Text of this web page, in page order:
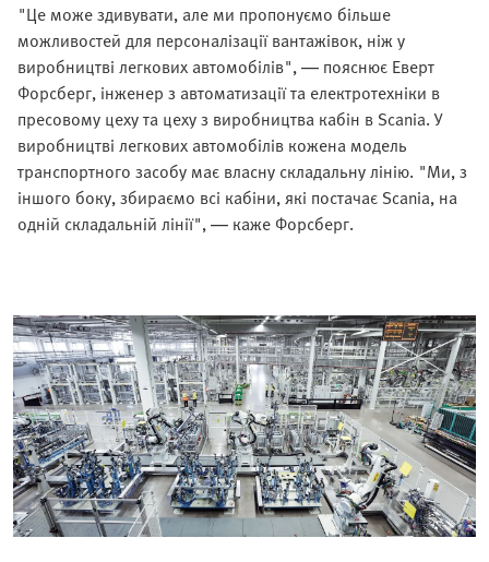
"Це може здивувати, але ми пропонуємо більше
можливостей для персоналізації вантажівок, ніж у
виробництві легкових автомобілів", — пояснює Еверт
Форсберг, інженер з автоматизації та електротехніки в
пресовому цеху та цеху з виробництва кабін в Scania. У
виробництві легкових автомобілів кожена модель
транспортного засобу має власну складальну лінію. "Ми, з
іншого боку, збираємо всі кабіни, які постачає Scania, на
одній складальній лінії", — каже Форсберг.